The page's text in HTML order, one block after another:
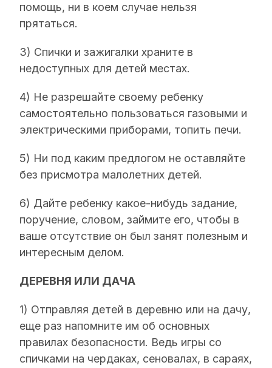
помощь, ни в коем случае нельзя
прятаться.
3) Спички и зажигалки храните в
недоступных для детей местах.
4) Не разрешайте своему ребенку
самостоятельно пользоваться газовыми и
электрическими приборами, топить печи.
5) Ни под каким предлогом не оставляйте
без присмотра малолетних детей.
6) Дайте ребенку какое-нибудь задание,
поручение, словом, займите его, чтобы в
ваше отсутствие он был занят полезным и
интересным делом.
ДЕРЕВНЯ ИЛИ ДАЧА
1) Отправляя детей в деревню или на дачу,
еще раз напомните им об основных
правилах безопасности. Ведь игры со
спичками на чердаках, сеновалах, в сараях,